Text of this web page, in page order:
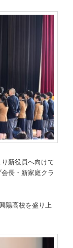
新役員へ向けて
長・新家庭クラ
陽高校を盛り上